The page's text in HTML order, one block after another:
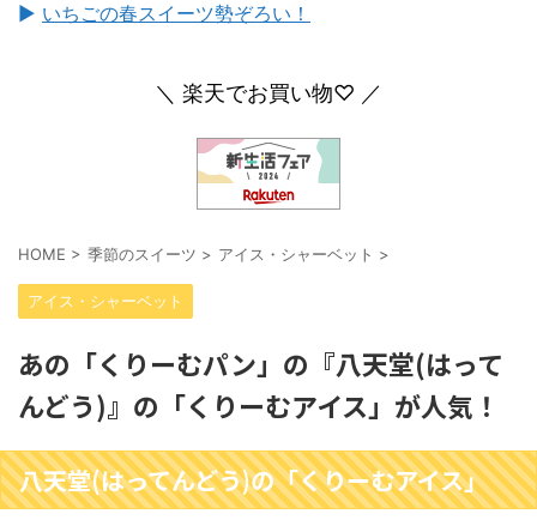
► いちごの春スイーツ勢ぞろい！
＼ 楽天でお買い物♡ ／
HOME > 季節のスイーツ > アイス・シャーベット >
アイス・シャーベット
あの「くりーむパン」の『八天堂(はって
んどう)』の「くりーむアイス」が人気！
八天堂(はってんどう)の「くりーむアイス」